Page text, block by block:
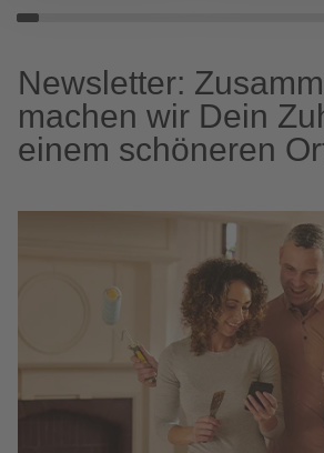
Newsletter:
machen wir Dein
einem schöneren